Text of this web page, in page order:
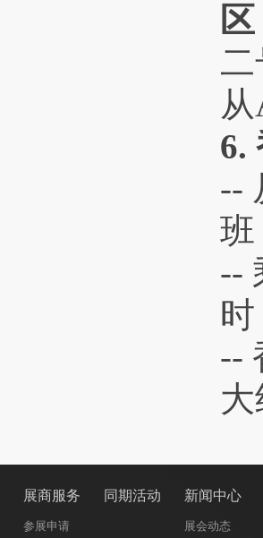
6.
--
班
--
--
展商服务
参展申请
同期活动 新闻中心
展会动态